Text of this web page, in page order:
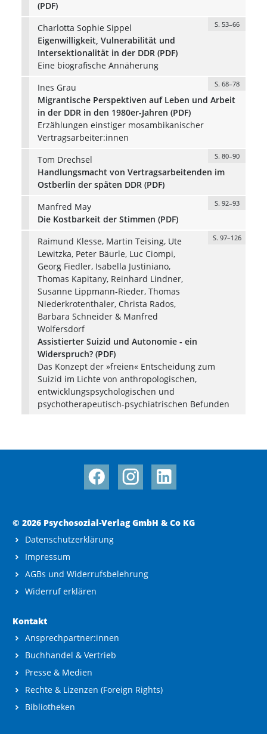
(PDF)
Charlotta Sophie Sippel
S. 53–66
Eigenwilligkeit, Vulnerabilität und
Intersektionalität in der DDR (PDF)
Eine biografische Annäherung
Ines Grau
S. 68–78
Migrantische Perspektiven auf Leben und Arbeit
in der DDR in den 1980er-Jahren (PDF)
Erzählungen einstiger mosambikanischer
Vertragsarbeiter:innen
Tom Drechsel
S. 80–90
Handlungsmacht von Vertragsarbeitenden im
Ostberlin der späten DDR (PDF)
Manfred May
S. 92–93
Die Kostbarkeit der Stimmen (PDF)
Raimund Klesse, Martin Teising, Ute
Lewitzka, Peter Bäurle, Luc Ciompi,
Georg Fiedler, Isabella Justiniano,
Thomas Kapitany, Reinhard Lindner,
Susanne Lippmann-Rieder, Thomas
Niederkrotenthaler, Christa Rados,
Barbara Schneider & Manfred
Wolfersdorf
S. 97–126
Assistierter Suizid und Autonomie - ein
Widerspruch? (PDF)
Das Konzept der »freien« Entscheidung zum
Suizid im Lichte von anthropologischen,
entwicklungspsychologischen und
psychotherapeutisch-psychiatrischen Befunden
© 2026 Psychosozial-Verlag GmbH & Co KG
Datenschutzerklärung
Impressum
AGBs und Widerrufsbelehrung
Widerruf erklären
Kontakt
Ansprechpartner:innen
Buchhandel & Vertrieb
Presse & Medien
Rechte & Lizenzen (Foreign Rights)
Bibliotheken